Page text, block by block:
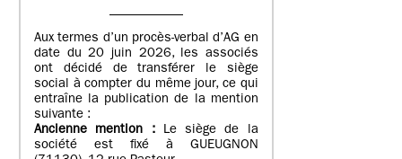
Aux termes d’un procès-verbal d’AG en
date du 20 juin 2026, les associés
ont décidé de transférer le siège
social à compter du même jour, ce qui
entraîne la publication de la mention
suivante :
Ancienne mention : Le siège de la
société est fixé à GUEUGNON